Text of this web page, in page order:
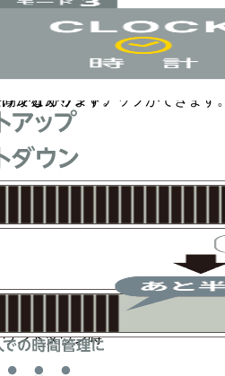
ンとカウントアップができます。
でなく、
が分かります。
ントダウン時